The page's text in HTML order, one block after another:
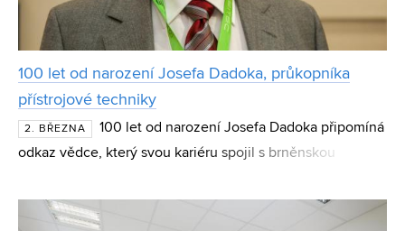
100 let od narození Josefa Dadoka, průkopníka
přístrojové techniky
2. BŘEZNA
100 let od narození Josefa Dadoka připomíná
odkaz vědce, který svou kariéru spojil s brněnskou
rezonance. Absolvent a čestný doktor VUT patřil mezi sv